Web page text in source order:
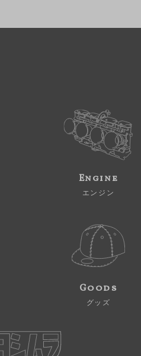
Engine
エンジン
Goods
グッズ